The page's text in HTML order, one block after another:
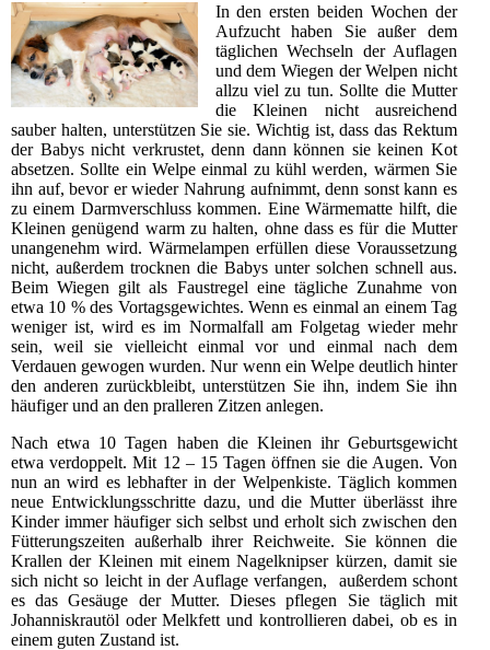
In den ersten beiden Wochen der
Aufzucht haben Sie außer dem
täglichen Wechseln der Auflagen
und dem Wiegen der Welpen nicht
allzu viel zu tun. Sollte die Mutter
die Kleinen nicht ausreichend
sauber halten, unterstützen Sie sie. Wichtig ist, dass das Rektum
der Babys nicht verkrustet, denn dann können sie keinen Kot
absetzen. Sollte ein Welpe einmal zu kühl werden, wärmen Sie
ihn auf, bevor er wieder Nahrung aufnimmt, denn sonst kann es
zu einem Darmverschluss kommen. Eine Wärmematte hilft, die
Kleinen genügend warm zu halten, ohne dass es für die Mutter
unangenehm wird. Wärmelampen erfüllen diese Voraussetzung
nicht, außerdem trocknen die Babys unter solchen schnell aus.
Beim Wiegen gilt als Faustregel eine tägliche Zunahme von
etwa 10 % des Vortagsgewichtes. Wenn es einmal an einem Tag
weniger ist, wird es im Normalfall am Folgetag wieder mehr
sein, weil sie vielleicht einmal vor und einmal nach dem
Verdauen gewogen wurden. Nur wenn ein Welpe deutlich hinter
den anderen zurückbleibt, unterstützen Sie ihn, indem Sie ihn
häufiger und an den pralleren Zitzen anlegen.
Nach etwa 10 Tagen haben die Kleinen ihr Geburtsgewicht
etwa verdoppelt. Mit 12 – 15 Tagen öffnen sie die Augen. Von
nun an wird es lebhafter in der Welpenkiste. Täglich kommen
neue Entwicklungsschritte dazu, und die Mutter überlässt ihre
Kinder immer häufiger sich selbst und erholt sich zwischen den
Fütterungszeiten außerhalb ihrer Reichweite. Sie können die
Krallen der Kleinen mit einem Nagelknipser kürzen, damit sie
sich nicht so leicht in der Auflage verfangen, außerdem schont
es das Gesäuge der Mutter. Dieses pflegen Sie täglich mit
Johanniskrautöl oder Melkfett und kontrollieren dabei, ob es in
einem guten Zustand ist.